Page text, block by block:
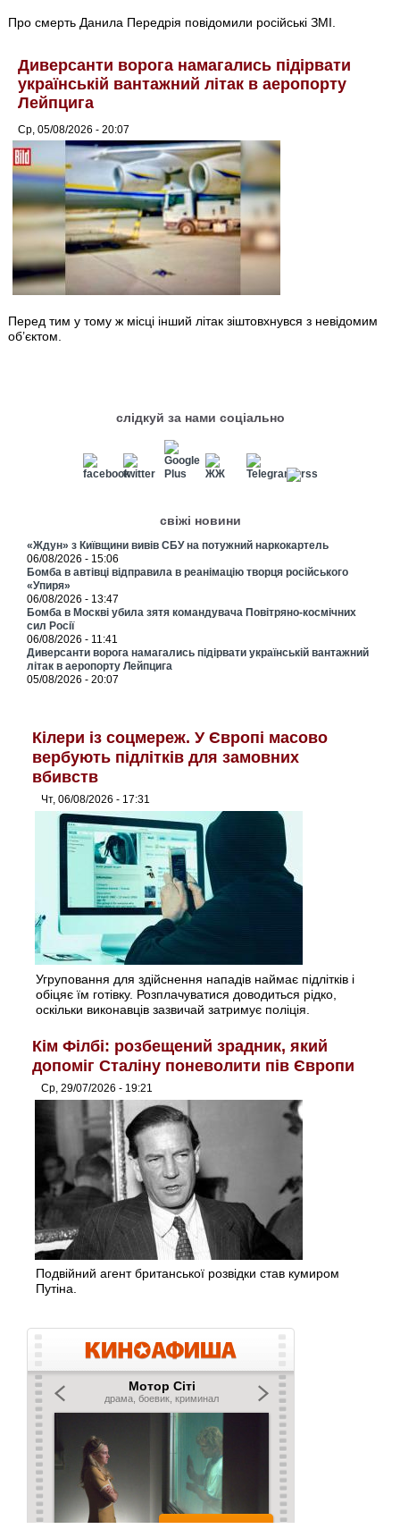
Про смерть Данила Передрія повідомили російські ЗМІ.
Диверсанти ворога намагались підірвати
українській вантажний літак в аеропорту
Лейпцига
Ср, 05/08/2026 - 20:07
Перед тим у тому ж місці інший літак зіштовхнувся з невідомим
об’єктом.
слідкуй за нами соціально
свіжі новини
«Ждун» з Київщини вивів СБУ на потужний наркокартель
06/08/2026 - 15:06
Бомба в автівці відправила в реанімацію творця російського
«Упиря»
06/08/2026 - 13:47
Бомба в Москві убила зятя командувача Повітряно-космічних
сил Росії
06/08/2026 - 11:41
Диверсанти ворога намагались підірвати українській вантажний
літак в аеропорту Лейпцига
05/08/2026 - 20:07
Кілери із соцмереж. У Європі масово
вербують підлітків для замовних
вбивств
Чт, 06/08/2026 - 17:31
Угруповання для здійснення нападів наймає підлітків і
обіцяє їм готівку. Розплачуватися доводиться рідко,
оскільки виконавців зазвичай затримує поліція.
Кім Філбі: розбещений зрадник, який
допоміг Сталіну поневолити пів Європи
Ср, 29/07/2026 - 19:21
Подвійний агент британської розвідки став кумиром
Путіна.